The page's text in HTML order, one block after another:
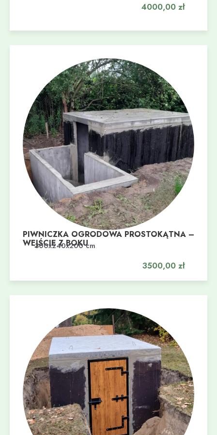
4000,00 zł
PIWNICZKA OGRODOWA PROSTOKĄTNA –
WEJŚCIE Z BOKU
300x240x200 cm
3500,00 zł
Dodaj do koszyka